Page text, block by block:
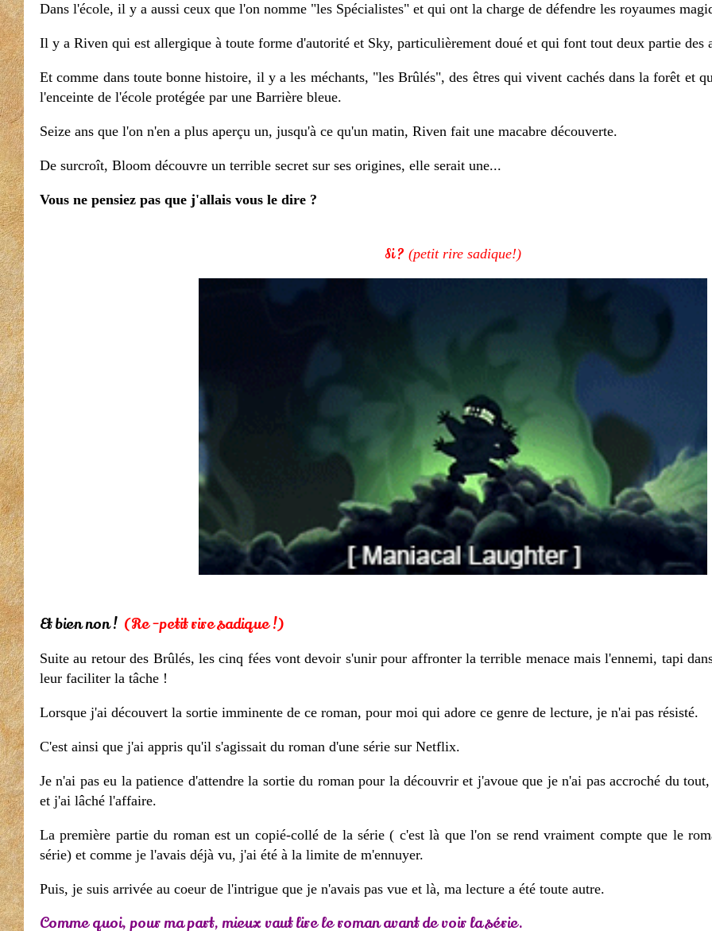
Dans l'école, il y a aussi ceux que l'on nomme "les Spécialistes" et qui ont la charge de défendre les royaumes
Il y a Riven qui est allergique à toute forme d'autorité et Sky, particulièrement doué et qui font tout deux partie des
Et comme dans toute bonne histoire, il y a les méchants, "les Brûlés", des êtres qui vivent cachés dans la forêt et
l'enceinte de l'école protégée par une Barrière bleue.
Seize ans que l'on n'en a plus aperçu un, jusqu'à ce qu'un matin, Riven fait une macabre découverte.
De surcroît, Bloom découvre un terrible secret sur ses origines, elle serait une...
Vous ne pensiez pas que j'allais vous le dire ?
Si ? (petit rire sadique!)
Et bien non ! (Re -petit rire sadique !)
Suite au retour des Brûlés, les cinq fées vont devoir s'unir pour affronter la terrible menace mais l'ennemi, tapi
leur faciliter la tâche !
Lorsque j'ai découvert la sortie imminente de ce roman, pour moi qui adore ce genre de lecture, je n'ai pas résisté.
C'est ainsi que j'ai appris qu'il s'agissait du roman d'une série sur Netflix.
Je n'ai pas eu la patience d'attendre la sortie du roman pour la découvrir et j'avoue que je n'ai pas accroché du
et j'ai lâché l'affaire.
La première partie du roman est un copié-collé de la série ( c'est là que l'on se rend vraiment compte que le
série) et comme je l'avais déjà vu, j'ai été à la limite de m'ennuyer.
Puis, je suis arrivée au coeur de l'intrigue que je n'avais pas vue et là, ma lecture a été toute autre.
Comme quoi, pour ma part, mieux vaut lire le roman avant de voir la série.